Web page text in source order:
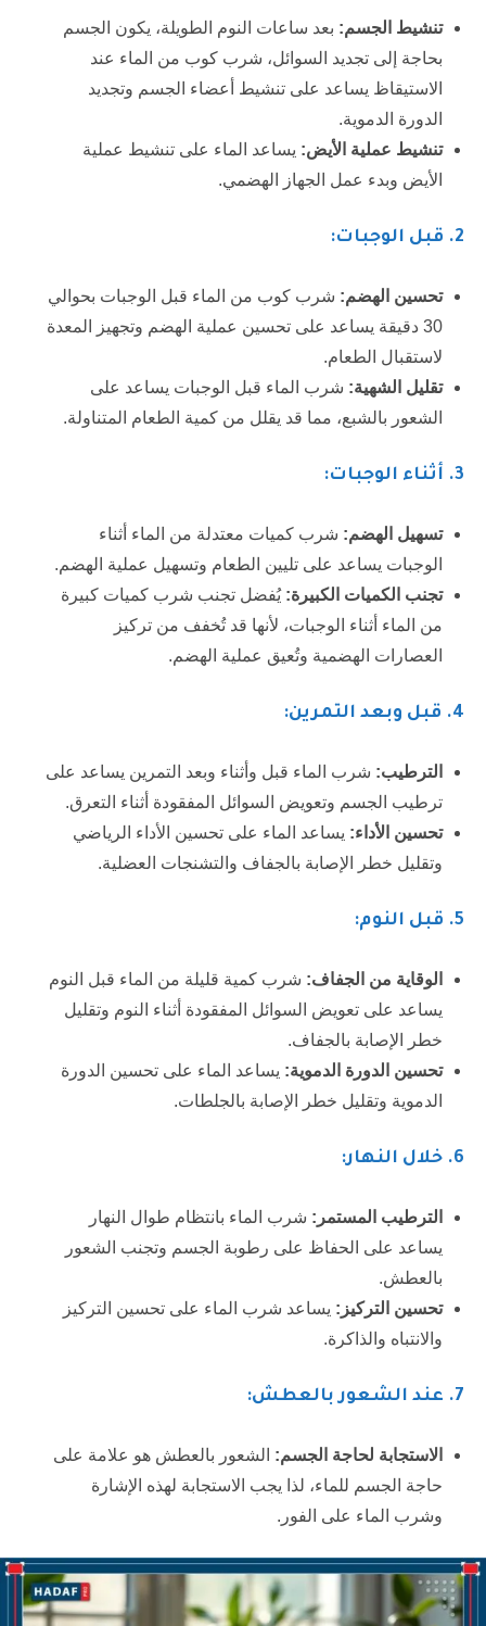
تنشيط الجسم: بعد ساعات النوم الطويلة، يكون الجسم
بحاجة إلى تجديد السوائل، شرب كوب من الماء عند
الاستيقاظ يساعد على تنشيط أعضاء الجسم وتجديد
الدورة الدموية.
تنشيط عملية الأيض: يساعد الماء على تنشيط عملية
الأيض وبدء عمل الجهاز الهضمي.
2. قبل الوجبات:
تحسين الهضم: شرب كوب من الماء قبل الوجبات بحوالي
30 دقيقة يساعد على تحسين عملية الهضم وتجهيز المعدة
لاستقبال الطعام.
تقليل الشهية: شرب الماء قبل الوجبات يساعد على
الشعور بالشبع، مما قد يقلل من كمية الطعام المتناولة.
3. أثناء الوجبات:
تسهيل الهضم: شرب كميات معتدلة من الماء أثناء
الوجبات يساعد على تليين الطعام وتسهيل عملية الهضم.
تجنب الكميات الكبيرة: يُفضل تجنب شرب كميات كبيرة
من الماء أثناء الوجبات، لأنها قد تُخفف من تركيز
العصارات الهضمية وتُعيق عملية الهضم.
4. قبل وبعد التمرين:
الترطيب: شرب الماء قبل وأثناء وبعد التمرين يساعد على
ترطيب الجسم وتعويض السوائل المفقودة أثناء التعرق.
تحسين الأداء: يساعد الماء على تحسين الأداء الرياضي
وتقليل خطر الإصابة بالجفاف والتشنجات العضلية.
5. قبل النوم:
الوقاية من الجفاف: شرب كمية قليلة من الماء قبل النوم
يساعد على تعويض السوائل المفقودة أثناء النوم وتقليل
خطر الإصابة بالجفاف.
تحسين الدورة الدموية: يساعد الماء على تحسين الدورة
الدموية وتقليل خطر الإصابة بالجلطات.
6. خلال النهار:
الترطيب المستمر: شرب الماء بانتظام طوال النهار
يساعد على الحفاظ على رطوبة الجسم وتجنب الشعور
بالعطش.
تحسين التركيز: يساعد شرب الماء على تحسين التركيز
والانتباه والذاكرة.
7. عند الشعور بالعطش:
الاستجابة لحاجة الجسم: الشعور بالعطش هو علامة على
حاجة الجسم للماء، لذا يجب الاستجابة لهذه الإشارة
وشرب الماء على الفور.